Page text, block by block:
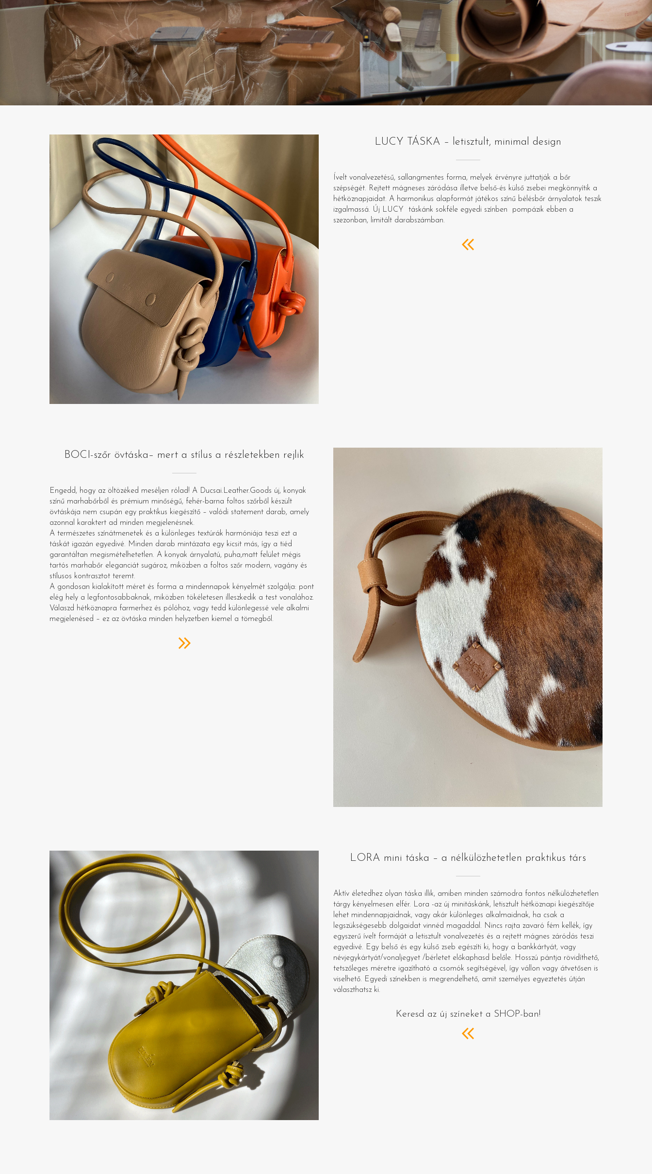
LUCY TÁSKA – letisztult, minimal design
Ívelt vonalvezetésű, sallangmentes forma, melyek érvényre juttatják a bőr
szépségét. Rejtett mágneses záródása illetve belső-és külső zsebei megkönnyítik a
hétköznapjaidat. A harmonikus alapformát játékos színű bélésbőr árnyalatok teszik
izgalmassá. Új LUCY táskánk sokféle egyedi színben pompázik ebben a
szezonban, limitált darabszámban.
BOCI-szőr övtáska– mert a stílus a részletekben rejlik
Engedd, hogy az öltözéked meséljen rólad! A Ducsai.Leather.Goods új, konyak
színű marhabőrből és prémium minőségű, fehér-barna foltos szőrből készült
övtáskája nem csupán egy praktikus kiegészítő – valódi statement darab, amely
azonnal karaktert ad minden megjelenésnek.
A természetes színátmenetek és a különleges textúrák harmóniája teszi ezt a
táskát igazán egyedivé. Minden darab mintázata egy kicsit más, így a tiéd
garantáltan megismételhetetlen. A konyak árnyalatú, puha,matt felület mégis
tartós marhabőr eleganciát sugároz, miközben a foltos szőr modern, vagány és
stílusos kontrasztot teremt.
A gondosan kialakított méret és forma a mindennapok kényelmét szolgálja: pont
elég hely a legfontosabbaknak, miközben tökéletesen illeszkedik a test vonalához.
Válaszd hétköznapra farmerhez és pólóhoz, vagy tedd különlegessé vele alkalmi
megjelenésed – ez az övtáska minden helyzetben kiemel a tömegből.
LORA mini táska – a nélkülözhetetlen praktikus társ
Aktív életedhez olyan táska illik, amiben minden számodra fontos nélkülözhetetlen
tárgy kényelmesen elfér. Lora -az új minitáskánk, letisztult hétköznapi kiegészítője
lehet mindennapjaidnak, vagy akár különleges alkalmaidnak, ha csak a
legszükségesebb dolgaidat vinnéd magaddal. Nincs rajta zavaró fém kellék, így
egyszerű ívelt formáját a letisztult vonalvezetés és a rejtett mágnes záródás teszi
egyedivé. Egy belső és egy külső zseb egészíti ki, hogy a bankkártyát, vagy
névjegykártyát/vonaljegyet /bérletet előkaphasd belőle. Hosszú pántja rövidíthető,
tetszőleges méretre igazítható a csomók segítségével, így vállon vagy átvetősen is
viselhető. Egyedi színekben is megrendelhető, amit személyes egyeztetés útján
választhatsz ki.
Keresd az új színeket a SHOP-ban!